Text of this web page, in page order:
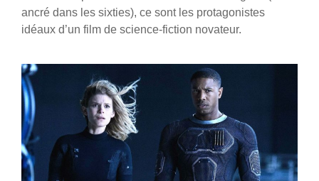
ancré dans les sixties), ce sont les protagonistes
idéaux d’un film de science-fiction novateur.